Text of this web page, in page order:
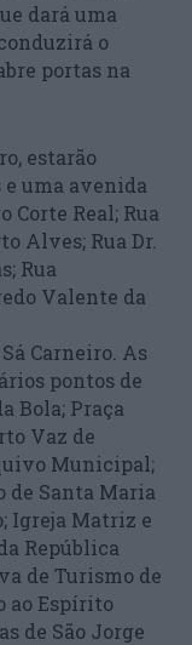
dará uma
o
portas na
estarão
e uma avenida
Corte Real; Rua
Alves; Rua Dr.
Rua
Valente da
Carneiro. As
pontos de
Bola; Praça
Vaz de
Municipal;
de Santa Maria
Igreja Matriz e
República
de Turismo de
ao Espírito
de São Jorge